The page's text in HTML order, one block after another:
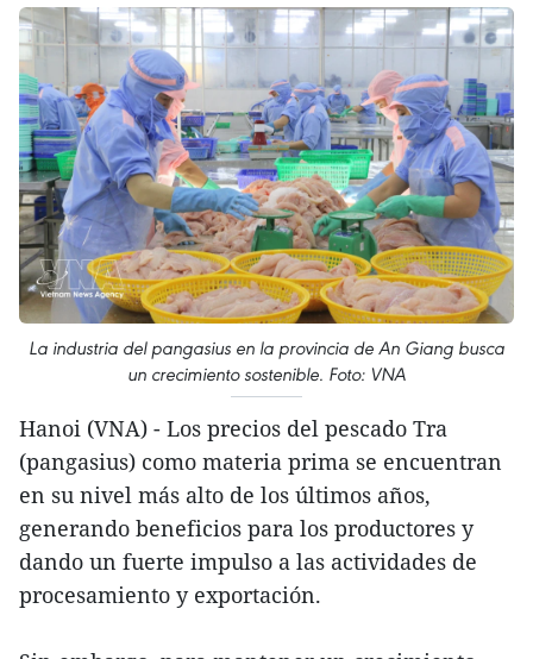
La industria del pangasius en la provincia de An Giang busca
un crecimiento sostenible. Foto: VNA
Hanoi (VNA) - Los precios del pescado Tra
(pangasius) como materia prima se encuentran
en su nivel más alto de los últimos años,
generando beneficios para los productores y
dando un fuerte impulso a las actividades de
procesamiento y exportación.